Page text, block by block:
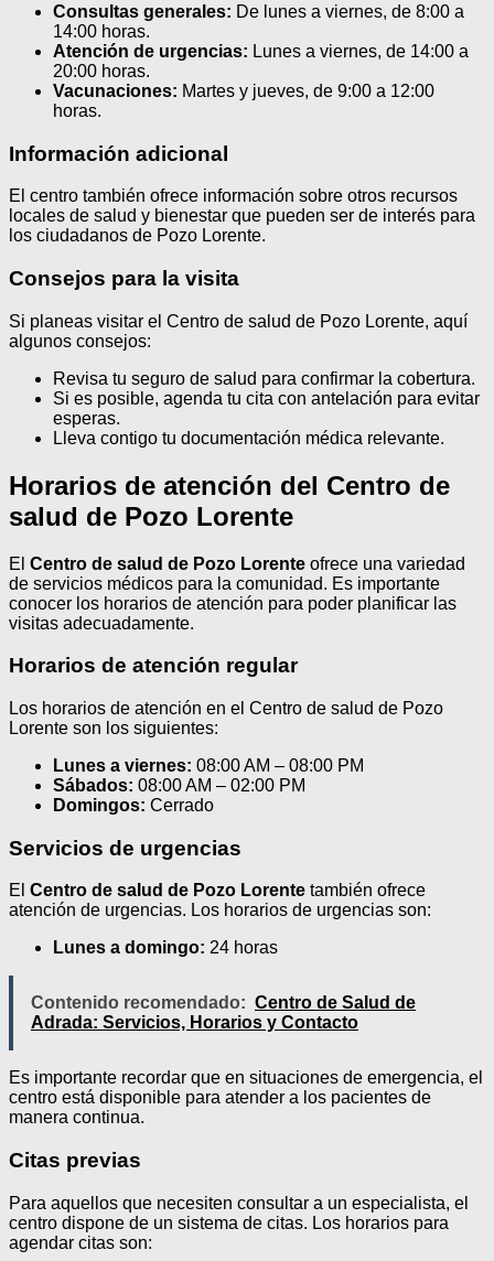
Consultas generales: De lunes a viernes, de 8:00 a
14:00 horas.
Atención de urgencias: Lunes a viernes, de 14:00 a
20:00 horas.
Vacunaciones: Martes y jueves, de 9:00 a 12:00
horas.
Información adicional
El centro también ofrece información sobre otros recursos
locales de salud y bienestar que pueden ser de interés para
los ciudadanos de Pozo Lorente.
Consejos para la visita
Si planeas visitar el Centro de salud de Pozo Lorente, aquí
algunos consejos:
Revisa tu seguro de salud para confirmar la cobertura.
Si es posible, agenda tu cita con antelación para evitar
esperas.
Lleva contigo tu documentación médica relevante.
Horarios de atención del Centro de
salud de Pozo Lorente
El Centro de salud de Pozo Lorente ofrece una variedad
de servicios médicos para la comunidad. Es importante
conocer los horarios de atención para poder planificar las
visitas adecuadamente.
Horarios de atención regular
Los horarios de atención en el Centro de salud de Pozo
Lorente son los siguientes:
Lunes a viernes: 08:00 AM – 08:00 PM
Sábados: 08:00 AM – 02:00 PM
Domingos: Cerrado
Servicios de urgencias
El Centro de salud de Pozo Lorente también ofrece
atención de urgencias. Los horarios de urgencias son:
Lunes a domingo: 24 horas
Contenido recomendado: Centro de Salud de
Adrada: Servicios, Horarios y Contacto
Es importante recordar que en situaciones de emergencia, el
centro está disponible para atender a los pacientes de
manera continua.
Citas previas
Para aquellos que necesiten consultar a un especialista, el
centro dispone de un sistema de citas. Los horarios para
agendar citas son: